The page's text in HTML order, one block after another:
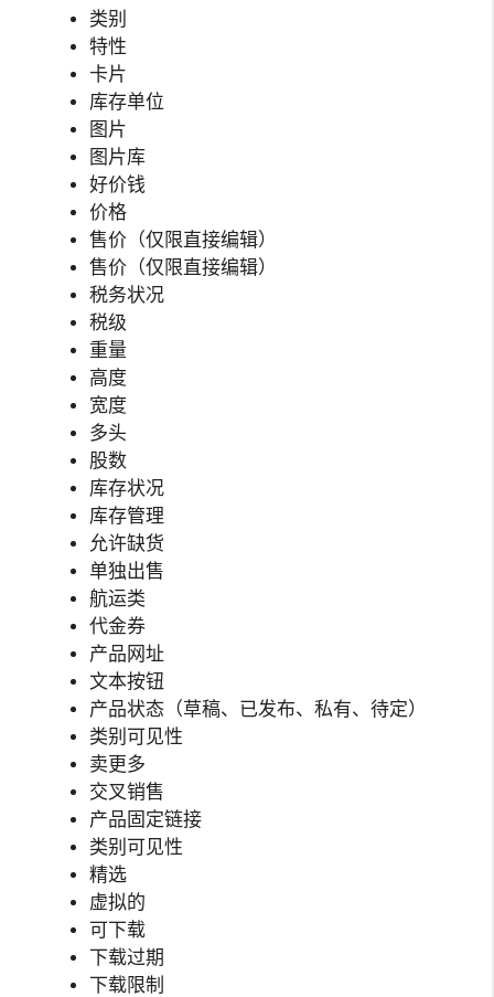
类别
特性
卡片
库存单位
图片
图片库
好价钱
价格
售价（仅限直接编辑）
售价（仅限直接编辑）
税务状况
税级
重量
高度
宽度
多头
股数
库存状况
库存管理
允许缺货
单独出售
航运类
代金券
产品网址
文本按钮
产品状态（草稿、已发布、私有、待定）
类别可见性
卖更多
交叉销售
产品固定链接
类别可见性
精选
虚拟的
可下载
下载过期
下载限制